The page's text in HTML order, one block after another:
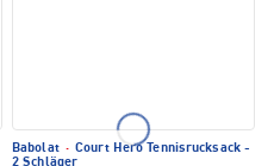
Babolat · Court Hero Tennisrucksack -
2 Schläger